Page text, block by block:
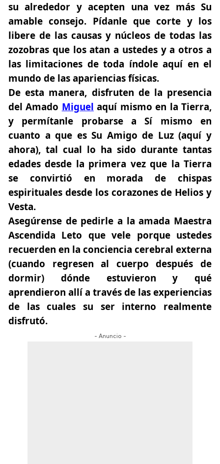
su alrededor y acepten una vez más Su
amable consejo. Pídanle que corte y los
libere de las causas y núcleos de todas las
zozobras que los atan a ustedes y a otros a
las limitaciones de toda índole aquí en el
mundo de las apariencias físicas.
De esta manera, disfruten de la presencia
del Amado Miguel aquí mismo en la Tierra,
y permítanle probarse a Sí mismo en
cuanto a que es Su Amigo de Luz (aquí y
ahora), tal cual lo ha sido durante tantas
edades desde la primera vez que la Tierra
se convirtió en morada de chispas
espirituales desde los corazones de Helios y
Vesta.
Asegúrense de pedirle a la amada Maestra
Ascendida Leto que vele porque ustedes
recuerden en la conciencia cerebral externa
(cuando regresen al cuerpo después de
dormir) dónde estuvieron y qué
aprendieron allí a través de las experiencias
de las cuales su ser interno realmente
disfrutó.
- Anuncio -